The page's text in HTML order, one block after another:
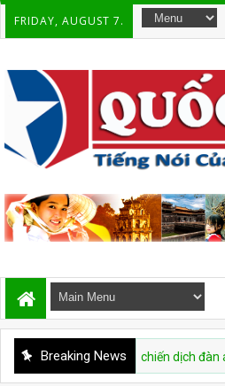
FRIDAY, AUGUST 7.
Breaking News
buộc tái diễn chiến dịch đàn áp giới